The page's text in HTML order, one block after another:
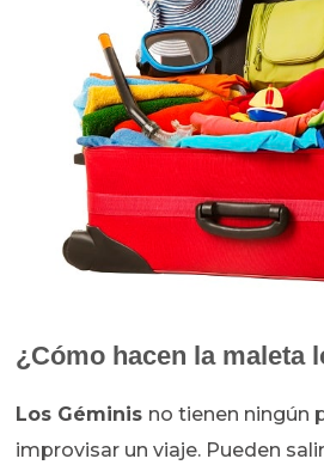
¿Cómo hacen la maleta
Los Géminis no tienen ningún
improvisar un viaje. Pueden